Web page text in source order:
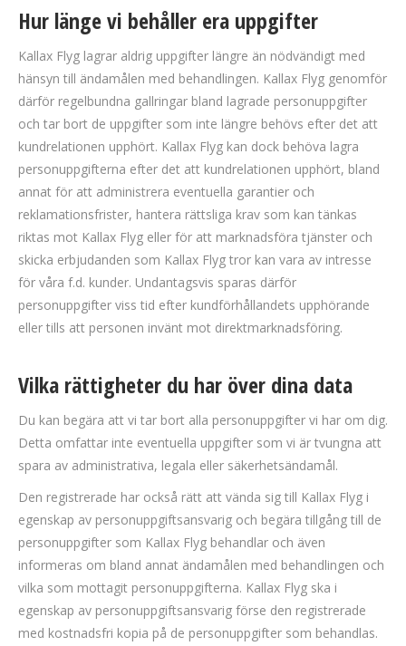
Hur länge vi behåller era uppgifter
Kallax Flyg lagrar aldrig uppgifter längre än nödvändigt med
hänsyn till ändamålen med behandlingen. Kallax Flyg genomför
därför regelbundna gallringar bland lagrade personuppgifter
och tar bort de uppgifter som inte längre behövs efter det att
kundrelationen upphört. Kallax Flyg kan dock behöva lagra
personuppgifterna efter det att kundrelationen upphört, bland
annat för att administrera eventuella garantier och
reklamationsfrister, hantera rättsliga krav som kan tänkas
riktas mot Kallax Flyg eller för att marknadsföra tjänster och
skicka erbjudanden som Kallax Flyg tror kan vara av intresse
för våra f.d. kunder. Undantagsvis sparas därför
personuppgifter viss tid efter kundförhållandets upphörande
eller tills att personen invänt mot direktmarknadsföring.
Vilka rättigheter du har över dina data
Du kan begära att vi tar bort alla personuppgifter vi har om dig.
Detta omfattar inte eventuella uppgifter som vi är tvungna att
spara av administrativa, legala eller säkerhetsändamål.
Den registrerade har också rätt att vända sig till Kallax Flyg i
egenskap av personuppgiftsansvarig och begära tillgång till de
personuppgifter som Kallax Flyg behandlar och även
informeras om bland annat ändamålen med behandlingen och
vilka som mottagit personuppgifterna. Kallax Flyg ska i
egenskap av personuppgiftsansvarig förse den registrerade
med kostnadsfri kopia på de personuppgifter som behandlas.